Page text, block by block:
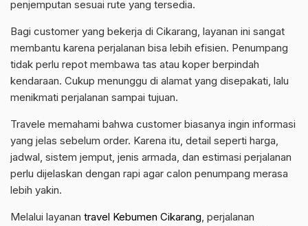
penjemputan sesuai rute yang tersedia.
Bagi customer yang bekerja di Cikarang, layanan ini sangat
membantu karena perjalanan bisa lebih efisien. Penumpang
tidak perlu repot membawa tas atau koper berpindah
kendaraan. Cukup menunggu di alamat yang disepakati, lalu
menikmati perjalanan sampai tujuan.
Travele memahami bahwa customer biasanya ingin informasi
yang jelas sebelum order. Karena itu, detail seperti harga,
jadwal, sistem jemput, jenis armada, dan estimasi perjalanan
perlu dijelaskan dengan rapi agar calon penumpang merasa
lebih yakin.
Melalui layanan travel Kebumen Cikarang, perjalanan